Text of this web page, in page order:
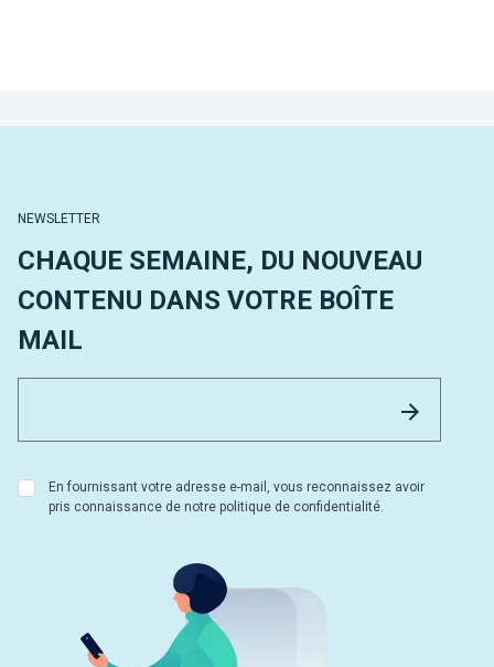
NEWSLETTER
CHAQUE SEMAINE, DU NOUVEAU
CONTENU DANS VOTRE BOÎTE
MAIL
En fournissant votre adresse e-mail, vous reconnaissez avoir
pris connaissance de notre politique de confidentialité.